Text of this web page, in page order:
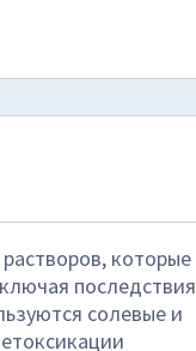
которые
последствия
солевые и